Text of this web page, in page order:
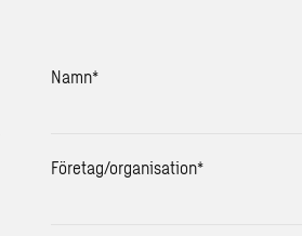
Namn*
Företag/organisation*